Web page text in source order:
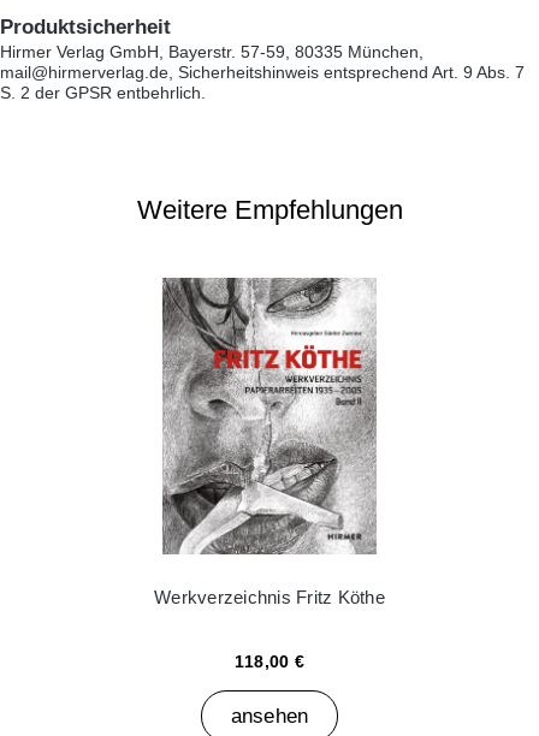
Produktsicherheit
Hirmer Verlag GmbH, Bayerstr. 57-59, 80335 München,
mail@hirmerverlag.de, Sicherheitshinweis entsprechend Art. 9 Abs. 7
S. 2 der GPSR entbehrlich.
Weitere Empfehlungen
Werkverzeichnis Fritz Köthe
118,00 €
ansehen